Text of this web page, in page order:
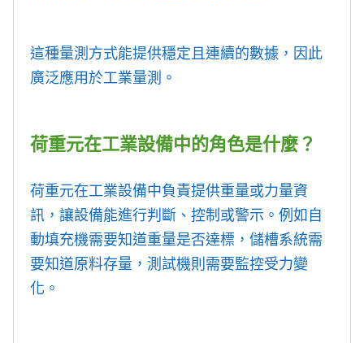
這種量測方式能提供穩定且連續的數據，因此
廣泛應用於工業量測。
荷重元在工業設備中的角色是什麼？
荷重元在工業設備中負責提供重量或力量資
訊，讓設備能進行判斷、控制或警示。例如自
動填充機需要知道重量是否達標，儲槽系統需
要知道原料存量，測試機則需要監控受力變
化。